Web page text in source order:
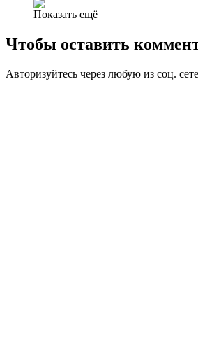
Показать ещё
Чтобы оставить
Авторизуйтесь через любую из соц.